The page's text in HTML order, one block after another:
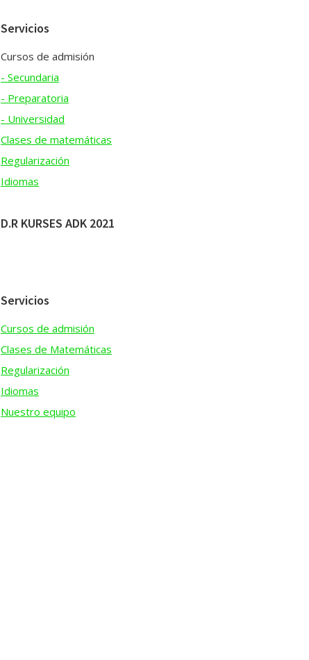
Servicios
Cursos de admisión
- Secundaria
- Preparatoria
- Universidad
Clases de matemáticas
Regularización
Idiomas
D.R KURSES ADK 2021
Servicios
Cursos de admisión
Clases de Matemáticas
Regularización
Idiomas
Nuestro equipo